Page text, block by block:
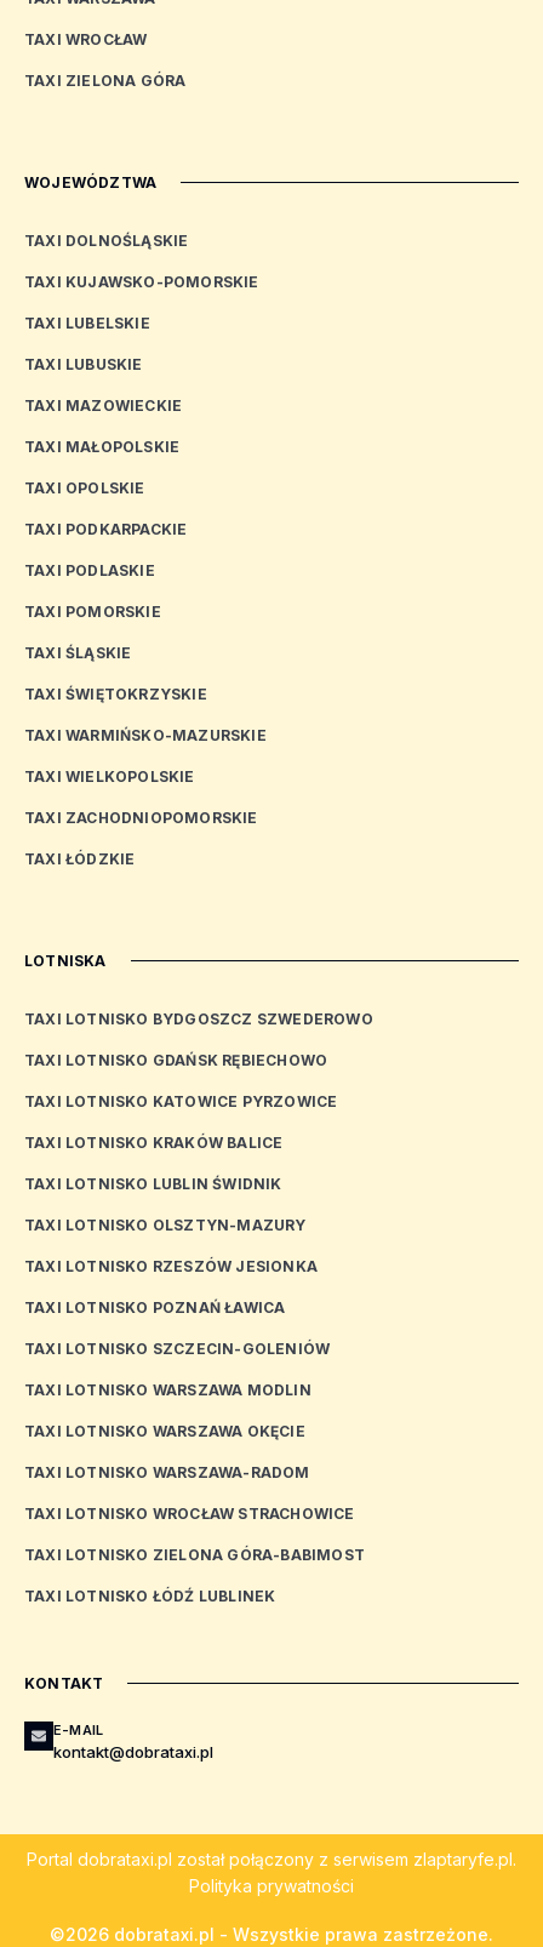
TAXI WROCŁAW
TAXI ZIELONA GÓRA
WOJEWÓDZTWA
TAXI DOLNOŚLĄSKIE
TAXI KUJAWSKO-POMORSKIE
TAXI LUBELSKIE
TAXI LUBUSKIE
TAXI MAZOWIECKIE
TAXI MAŁOPOLSKIE
TAXI OPOLSKIE
TAXI PODKARPACKIE
TAXI PODLASKIE
TAXI POMORSKIE
TAXI ŚLĄSKIE
TAXI ŚWIĘTOKRZYSKIE
TAXI WARMIŃSKO-MAZURSKIE
TAXI WIELKOPOLSKIE
TAXI ZACHODNIOPOMORSKIE
TAXI ŁÓDZKIE
LOTNISKA
TAXI LOTNISKO BYDGOSZCZ SZWEDEROWO
TAXI LOTNISKO GDAŃSK RĘBIECHOWO
TAXI LOTNISKO KATOWICE PYRZOWICE
TAXI LOTNISKO KRAKÓW BALICE
TAXI LOTNISKO LUBLIN ŚWIDNIK
TAXI LOTNISKO OLSZTYN-MAZURY
TAXI LOTNISKO RZESZÓW JESIONKA
TAXI LOTNISKO POZNAŃ ŁAWICA
TAXI LOTNISKO SZCZECIN-GOLENIÓW
TAXI LOTNISKO WARSZAWA MODLIN
TAXI LOTNISKO WARSZAWA OKĘCIE
TAXI LOTNISKO WARSZAWA-RADOM
TAXI LOTNISKO WROCŁAW STRACHOWICE
TAXI LOTNISKO ZIELONA GÓRA-BABIMOST
TAXI LOTNISKO ŁÓDŹ LUBLINEK
KONTAKT
E-MAIL
kontakt@dobrataxi.pl
Portal dobrataxi.pl został połączony z serwisem zlaptaryfe.pl.
Polityka prywatności
©2026 dobrataxi.pl - Wszystkie prawa zastrzeżone.